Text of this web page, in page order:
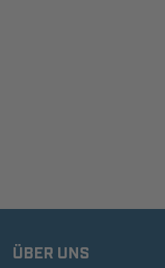
ÜBER UNS